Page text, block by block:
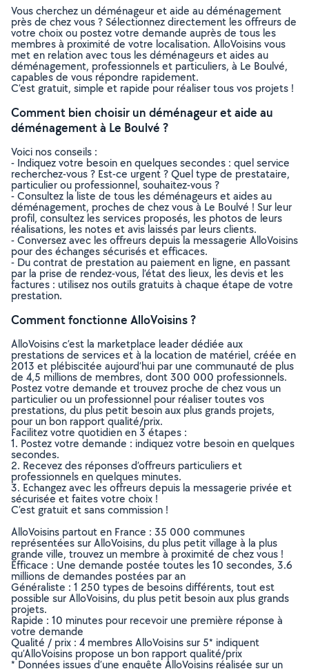
Vous cherchez un déménageur et aide au déménagement
près de chez vous ? Sélectionnez directement les offreurs de
votre choix ou postez votre demande auprès de tous les
membres à proximité de votre localisation. AlloVoisins vous
met en relation avec tous les déménageurs et aides au
déménagement, professionnels et particuliers, à Le Boulvé,
capables de vous répondre rapidement.
C’est gratuit, simple et rapide pour réaliser tous vos projets !
Comment bien choisir un déménageur et aide au
déménagement à Le Boulvé ?
Voici nos conseils :
- Indiquez votre besoin en quelques secondes : quel service
recherchez-vous ? Est-ce urgent ? Quel type de prestataire,
particulier ou professionnel, souhaitez-vous ?
- Consultez la liste de tous les déménageurs et aides au
déménagement, proches de chez vous à Le Boulvé ! Sur leur
profil, consultez les services proposés, les photos de leurs
réalisations, les notes et avis laissés par leurs clients.
- Conversez avec les offreurs depuis la messagerie AlloVoisins
pour des échanges sécurisés et efficaces.
- Du contrat de prestation au paiement en ligne, en passant
par la prise de rendez-vous, l’état des lieux, les devis et les
factures : utilisez nos outils gratuits à chaque étape de votre
prestation.
Comment fonctionne AlloVoisins ?
AlloVoisins c’est la marketplace leader dédiée aux
prestations de services et à la location de matériel, créée en
2013 et plébiscitée aujourd’hui par une communauté de plus
de 4,5 millions de membres, dont 300 000 professionnels.
Postez votre demande et trouvez proche de chez vous un
particulier ou un professionnel pour réaliser toutes vos
prestations, du plus petit besoin aux plus grands projets,
pour un bon rapport qualité/prix.
Facilitez votre quotidien en 3 étapes :
1. Postez votre demande : indiquez votre besoin en quelques
secondes.
2. Recevez des réponses d’offreurs particuliers et
professionnels en quelques minutes.
3. Echangez avec les offreurs depuis la messagerie privée et
sécurisée et faites votre choix !
C’est gratuit et sans commission !
AlloVoisins partout en France : 35 000 communes
représentées sur AlloVoisins, du plus petit village à la plus
grande ville, trouvez un membre à proximité de chez vous !
Efficace : Une demande postée toutes les 10 secondes, 3.6
millions de demandes postées par an
Généraliste : 1 250 types de besoins différents, tout est
possible sur AlloVoisins, du plus petit besoin aux plus grands
projets.
Rapide : 10 minutes pour recevoir une première réponse à
votre demande
Qualité / prix : 4 membres AlloVoisins sur 5* indiquent
qu’AlloVoisins propose un bon rapport qualité/prix
* Données issues d’une enquête AlloVoisins réalisée sur un